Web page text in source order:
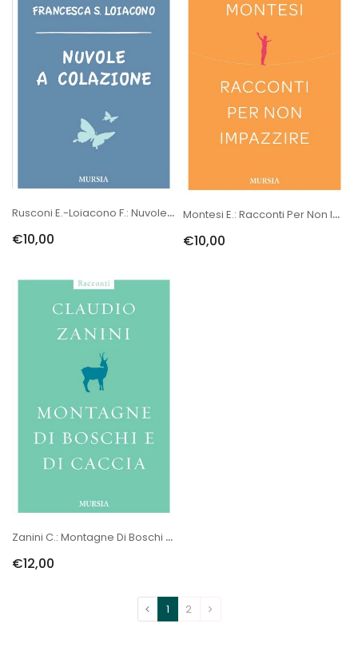
Rusconi E.-Loiacono F.: Nuvole A Colazione
€10,00
Montesi E.: Racconti Per Non Impazzire
€10,00
Zanini C.: Montagne Di Boschi E Di Caccia
€12,00
1 2